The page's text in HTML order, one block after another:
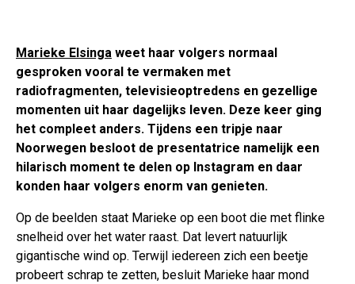
Marieke Elsinga weet haar volgers normaal
gesproken vooral te vermaken met
radiofragmenten, televisieoptredens en gezellige
momenten uit haar dagelijks leven. Deze keer ging
het compleet anders. Tijdens een tripje naar
Noorwegen besloot de presentatrice namelijk een
hilarisch moment te delen op Instagram en daar
konden haar volgers enorm van genieten.
Op de beelden staat Marieke op een boot die met flinke
snelheid over het water raast. Dat levert natuurlijk
gigantische wind op. Terwijl iedereen zich een beetje
probeert schrap te zetten, besluit Marieke haar mond